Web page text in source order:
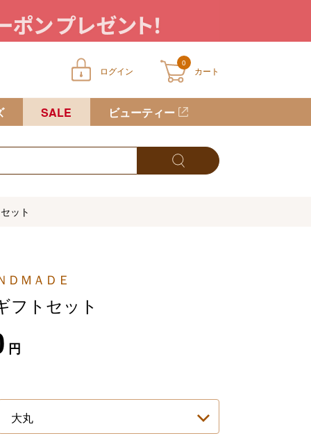
ログイン
0
カート
に商品が入っていません
SALE ビューティー
ット
ＭＡＤＥ
フトセット
円